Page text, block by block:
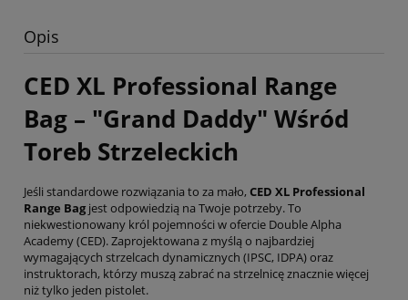
Opis
CED XL Professional Range
Bag – "Grand Daddy" Wśród
Toreb Strzeleckich
Jeśli standardowe rozwiązania to za mało, CED XL Professional
Range Bag jest odpowiedzią na Twoje potrzeby. To
niekwestionowany król pojemności w ofercie Double Alpha
Academy (CED). Zaprojektowana z myślą o najbardziej
wymagających strzelcach dynamicznych (IPSC, IDPA) oraz
instruktorach, którzy muszą zabrać na strzelnicę znacznie więcej
niż tylko jeden pistolet.